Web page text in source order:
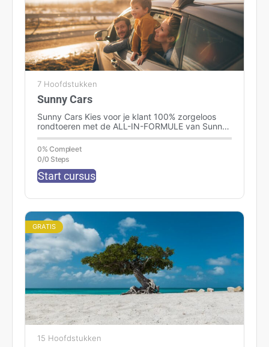
7 Hoofdstukken
Sunny Cars
Sunny Cars Kies voor je klant 100% zorgeloos
rondtoeren met de ALL-IN-FORMULE van Sunny
Cars. Zonder gedoe, geen extra kosten ter
plaatse…
0% Compleet
0/0 Steps
Start cursus
GRATIS
15 Hoofdstukken